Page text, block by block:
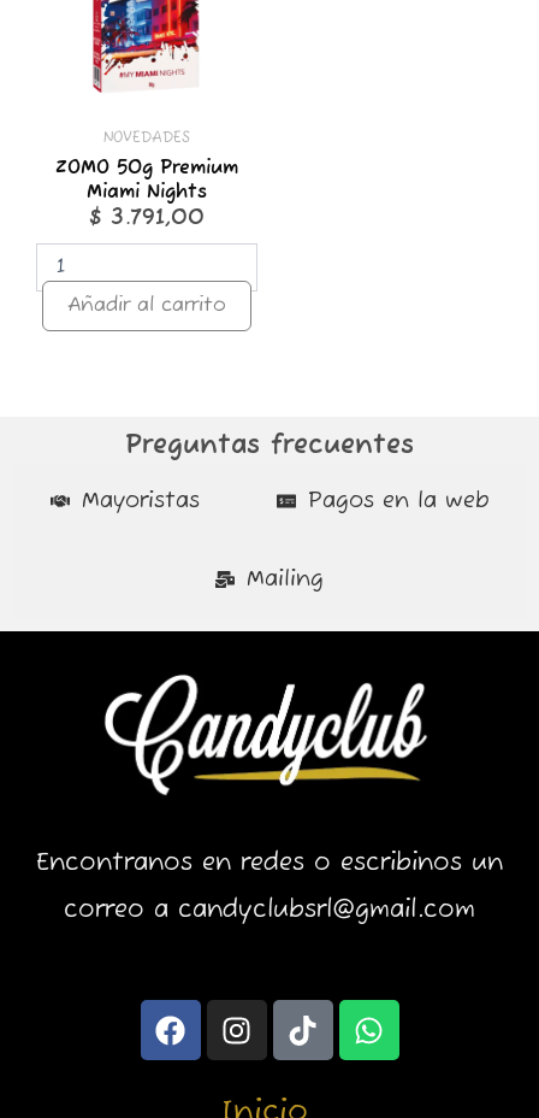
NOVEDADES
ZOMO 50g Premium
Miami Nights
$ 3.791,00
cantidad
Añadir al carrito
Preguntas frecuentes
Mayoristas Pagos en la web
Mailing
Encontranos en redes o escribinos un
correo a candyclubsrl@gmail.com
F
a
c
I
n
s
t
T
i
k
t
W
h
a